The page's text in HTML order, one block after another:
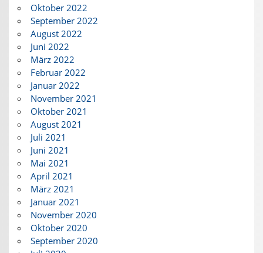
Oktober 2022
September 2022
August 2022
Juni 2022
März 2022
Februar 2022
Januar 2022
November 2021
Oktober 2021
August 2021
Juli 2021
Juni 2021
Mai 2021
April 2021
März 2021
Januar 2021
November 2020
Oktober 2020
September 2020